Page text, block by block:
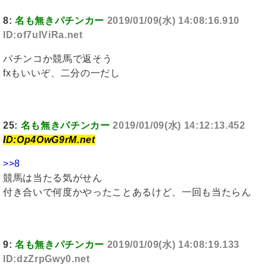
8: 名も無きパチンカー 2019/01/09(水) 14:08:16.910
ID:of7uIViRa.net
パチンコか競馬で返そう
fxもいいぞ、二分の一だし
25: 名も無きパチンカー 2019/01/09(水) 14:12:13.452
ID:Op4OwG9rM.net
>>8
競馬は当たる気がせん
付き合いで何度かやったことあるけど、一回も当たらん
9: 名も無きパチンカー 2019/01/09(水) 14:08:19.133
ID:dzZrpGwy0.net